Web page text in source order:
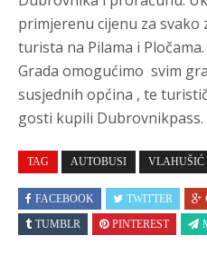
primjerenu cijenu za svako
turista na Pilama i
Grada omogućimo svim
susjednih općina , te
gosti kupili Dubrovnikpass.
TAG AUTOBUSI VLAHUŠIĆ
FACEBOOK TWITTER
TUMBLR
PINTEREST